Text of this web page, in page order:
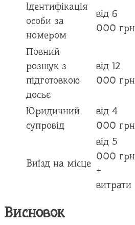
Ідентифікація
особи за
номером
від 6
000 грн
Повний
розшук з
підготовкою
досьє
від 12
000 грн
Юридичний
супровід
від 4
000 грн
Виїзд на місце
від 5
000 грн
+
витрати
Висновок